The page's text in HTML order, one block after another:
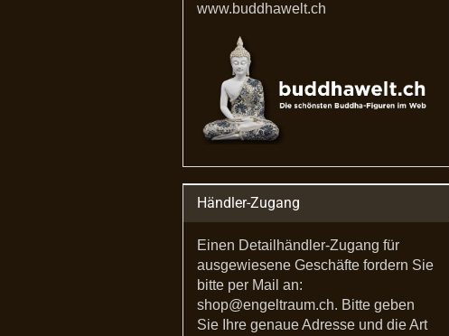
www.buddhawelt.ch
Händler-Zugang
Einen Detailhändler-Zugang für
ausgewiesene Geschäfte fordern Sie
bitte per Mail an:
shop@engeltraum.ch. Bitte geben
Sie Ihre genaue Adresse und die Art